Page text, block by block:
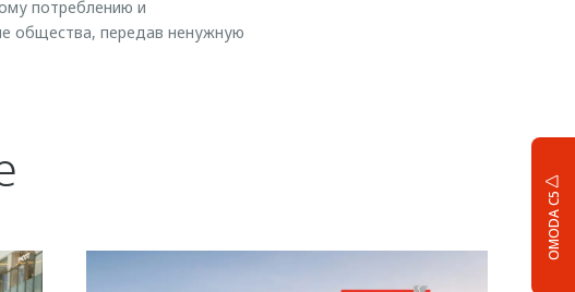
OMODA C5
потреблению и
общества, передав ненужную